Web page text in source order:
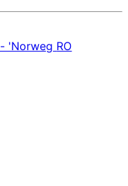
- 'Norweg RO